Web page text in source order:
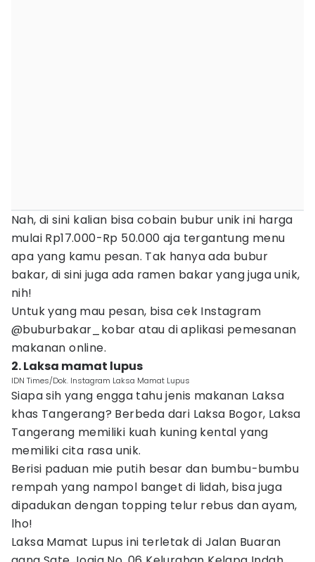
Nah, di sini kalian bisa cobain bubur unik ini harga
mulai Rp17.000-Rp 50.000 aja tergantung menu
apa yang kamu pesan. Tak hanya ada bubur
bakar, di sini juga ada ramen bakar yang juga unik,
nih!
Untuk yang mau pesan, bisa cek Instagram
@buburbakar_kobar atau di aplikasi pemesanan
makanan online.
2. Laksa mamat lupus
IDN Times/Dok. Instagram Laksa Mamat Lupus
Siapa sih yang engga tahu jenis makanan Laksa
khas Tangerang? Berbeda dari Laksa Bogor, Laksa
Tangerang memiliki kuah kuning kental yang
memiliki cita rasa unik.
Berisi paduan mie putih besar dan bumbu-bumbu
rempah yang nampol banget di lidah, bisa juga
dipadukan dengan topping telur rebus dan ayam,
lho!
Laksa Mamat Lupus ini terletak di Jalan Buaran